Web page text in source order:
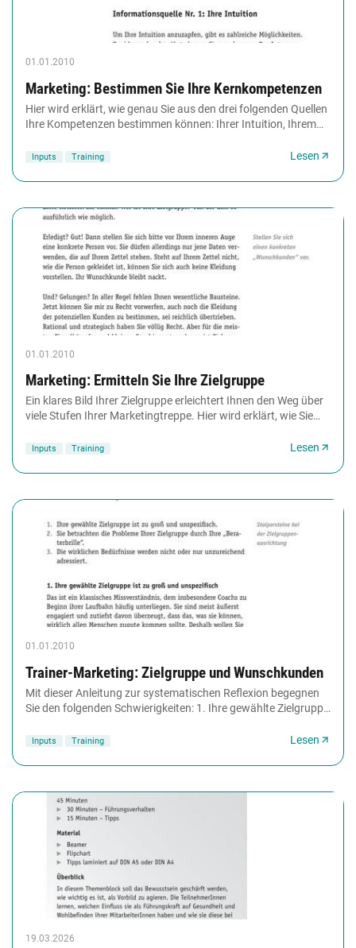
01.01.2010
Marketing: Bestimmen Sie Ihre Kernkompetenzen
Hier wird erklärt, wie genau Sie aus den drei folgenden Quellen
Ihre Kompetenzen bestimmen können: Ihrer Intuition, Ihrem
Inputs Training Lesen
01.01.2010
Marketing: Ermitteln Sie Ihre Zielgruppe
Ein klares Bild Ihrer Zielgruppe erleichtert Ihnen den Weg über
viele Stufen Ihrer Marketingtreppe. Hier wird erklärt, wie Sie
Inputs Training Lesen
01.01.2010
Trainer-Marketing: Zielgruppe und Wunschkunden
Mit dieser Anleitung zur systematischen Reflexion begegnen
Sie den folgenden Schwierigkeiten: 1. Ihre gewählte Zielgruppe
Inputs Training Lesen
19.03.2026